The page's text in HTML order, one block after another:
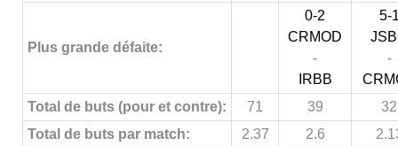
Plus grande défaite:
0-2
CRMOD
-
IRBB
5-
-
Total de buts (pour et contre):
71 39
32
Total de buts par match:
2.37 2.6